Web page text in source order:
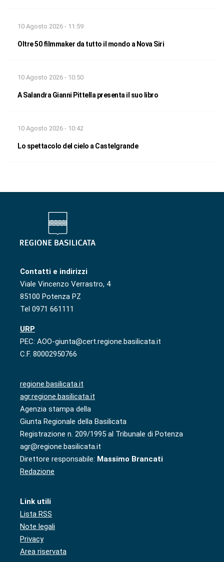
10 Agosto 2026 - 11:59
Oltre 50 filmmaker da tutto il mondo a Nova Siri
10 Agosto 2026 - 10:50
A Salandra Gianni Pittella presenta il suo libro
10 Agosto 2026 - 10:42
Lo spettacolo del cielo a Castelgrande
Contatti e indirizzi
Viale Vincenzo Verrastro, 4
85100 Potenza PZ
Tel 0971 661111
URP
PEC: AOO-giunta@cert.regione.basilicata.it
C.F. 80002950766
regione.basilicata.it
agr.regione.basilicata.it
Agenzia stampa della
Giunta Regionale della Basilicata
Registrazione n. 209/1995 al Tribunale di Potenza
agr@regione.basilicata.it
Direttore responsabile: Massimo Brancati
Redazione
Link utili
Lista RSS
Note legali
Privacy
Area riservata